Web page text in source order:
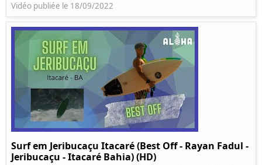
Vidéo publiée le 18/09/2022
Surf em Jeribucaçu Itacaré (Best Off - Rayan Fadul -
Jeribucaçu - Itacaré Bahia) (HD)